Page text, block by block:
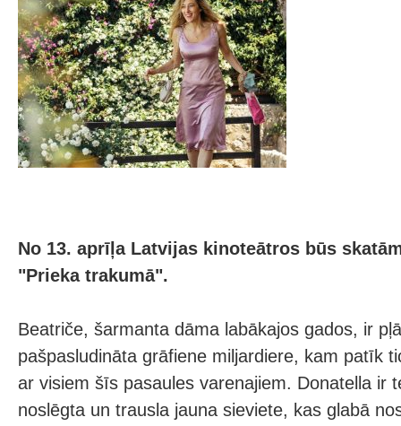
No 13. aprīļa Latvijas kinoteātros būs
"Prieka trakumā".
Beatriče, šarmanta dāma labākajos gados, ir
pašpasludināta grāfiene miljardiere, kam patīk
ar visiem šīs pasaules varenajiem. Donatella ir
noslēgta un trausla jauna sieviete, kas glabā